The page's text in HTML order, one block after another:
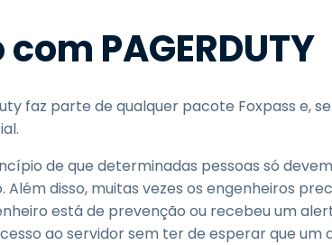
PAGERDUTY
faz parte de qualquer pacote Foxpass e,
de que determinadas pessoas só
disso, muitas vezes os engenheiros
está de prevenção ou recebeu um
ao servidor sem ter de esperar que um